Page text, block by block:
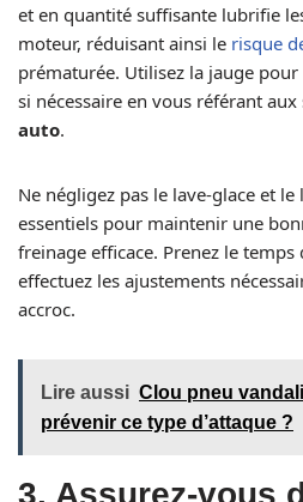
et en quantité suffisante lubrifie
moteur, réduisant ainsi le risque
prématurée. Utilisez la jauge
si nécessaire en vous référant
auto.
Ne négligez pas le lave-glace et
essentiels pour maintenir une
freinage efficace. Prenez le temps
effectuez les ajustements
accroc.
Lire aussi Clou pneu
prévenir ce type d’attaque ?